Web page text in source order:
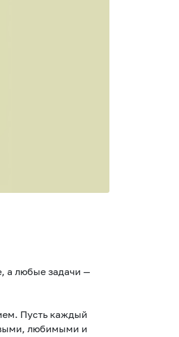
а любые задачи —
Пусть каждый
любимыми и